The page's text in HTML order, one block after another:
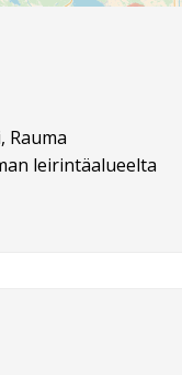
Rauma
leirintäalueelta